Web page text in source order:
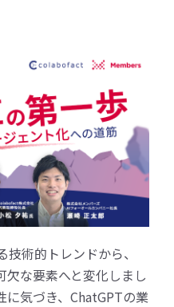
術的トレンドから、
な要素へと変化しまし
に気づき、ChatGPTの業